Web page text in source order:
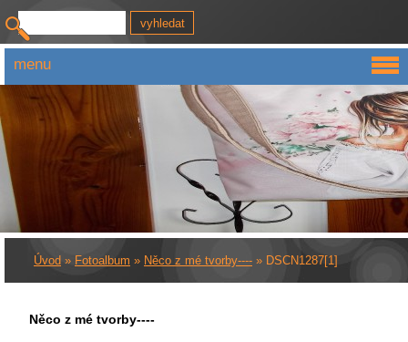
Úvod » Fotoalbum » Něco z mé tvorby---- » DSCN1287[1]
Něco z mé tvorby----
menu